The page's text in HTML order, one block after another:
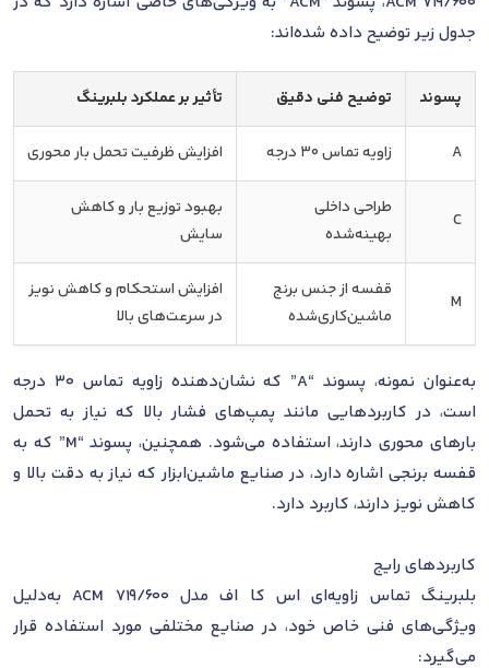
جدول زیر توضیح داده شده‌اند:
پسوند توضیح فنی دقیق تأثیر بر عملکرد بلبرینگ
A زاویه تماس 30 درجه افزایش ظرفیت تحمل بار محوری
C
طراحی داخلی
بهینه‌شده
بهبود توزیع بار و کاهش
سایش
M
قفسه از جنس برنج
ماشین‌کاری‌شده
افزایش استحکام و کاهش نویز
در سرعت‌های بالا
به‌عنوان نمونه، پسوند “A” که نشان‌دهنده زاویه تماس 30 درجه
است، در کاربردهایی مانند پمپ‌های فشار بالا که نیاز به تحمل
بارهای محوری دارند، استفاده می‌شود. همچنین، پسوند “M” که به
قفسه برنجی اشاره دارد، در صنایع ماشین‌ابزار که نیاز به دقت بالا و
کاهش نویز دارند، کاربرد دارد.
کاربردهای رایج
بلبرینگ تماس زاویه‌ای اس کا اف مدل 719/600 ACM به‌دلیل
ویژگی‌های فنی خاص خود، در صنایع مختلفی مورد استفاده قرار
می‌گیرد: